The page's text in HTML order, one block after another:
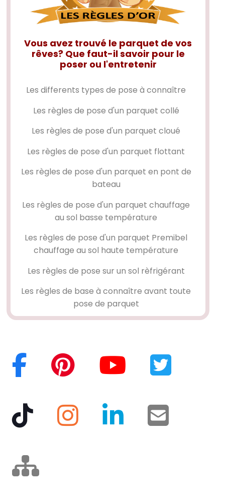
Vous avez trouvé le parquet de vos
rêves? Que faut-il savoir pour le
poser ou l'entretenir
Les differents types de pose à connaître
Les règles de pose d'un parquet collé
Les règles de pose d'un parquet cloué
Les règles de pose d'un parquet flottant
Les règles de pose d'un parquet en pont de
bateau
Les règles de pose d'un parquet chauffage
au sol basse température
Les règles de pose d'un parquet Premibel
chauffage au sol haute température
Les règles de pose sur un sol rèfrigérant
Les règles de base à connaître avant toute
pose de parquet